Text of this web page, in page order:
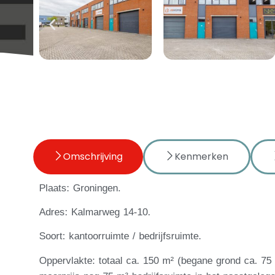
Omschrijving Kenmerken
Plaats: Groningen.
Adres: Kalmarweg 14-10.
Soort: kantoorruimte / bedrijfsruimte.
Oppervlakte: totaal ca. 150 m² (begane grond ca.